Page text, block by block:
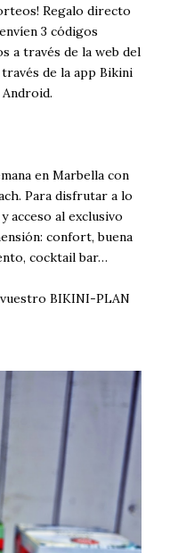
Regalo directo
3 códigos
a través de la web del
de la app Bikini
en Marbella con
Para disfrutar a lo
acceso al exclusivo
confort, buena
cocktail bar…
BIKINI-PLAN